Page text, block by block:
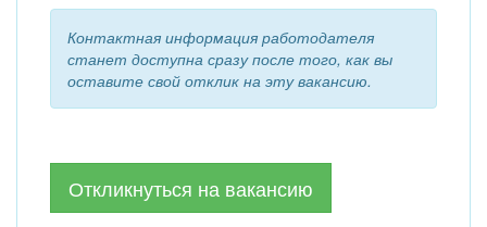
Контактная информация работодателя
станет доступна сразу после того, как вы
оставите свой отклик на эту вакансию.
Откликнуться на вакансию